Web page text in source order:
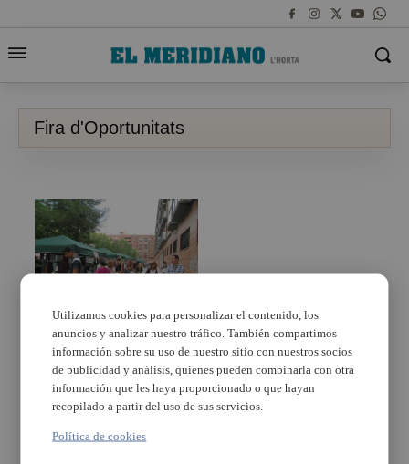
Fira d'Oportunitats
Xirivella ha preparat
per al dissabte 16
d’abril la Segona Fira
d’Oportunitats
Utilizamos cookies para personalizar el contenido, los
anuncios y analizar nuestro tráfico. También compartimos
información sobre su uso de nuestro sitio con nuestros socios
de publicidad y análisis, quienes pueden combinarla con otra
información que les haya proporcionado o que hayan
recopilado a partir del uso de sus servicios.
Política de cookies